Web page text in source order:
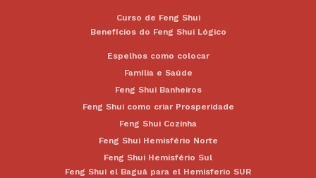
Curso de Feng Shui
Benefícios do Feng Shui Lógico
Espelhos como colocar
Família e Saúde
Feng Shui Banheiros
Feng Shui como criar Prosperidade
Feng Shui Cozinha
Feng Shui Hemisfério Norte
Feng Shui Hemisfério Sul
Feng Shui el Baguá para el Hemisferio SUR